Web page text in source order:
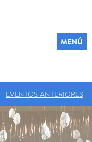
MENÚ
EVENTOS ANTERIORES